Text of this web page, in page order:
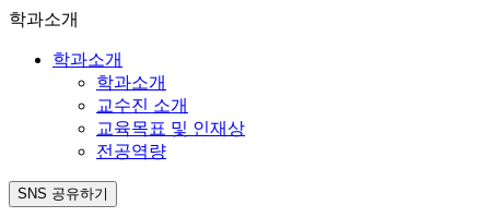
학과소개
학과소개
학과소개
교수진 소개
교육목표 및 인재상
전공역량
SNS 공유하기